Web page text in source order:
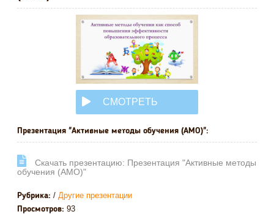
СМОТРЕТЬ
Презентация "Активные методы обучения (АМО)":
Cкачать презентацию: Презентация "Активные методы
обучения (АМО)"
Рубрика: / Другие презентации
Просмотров: 93